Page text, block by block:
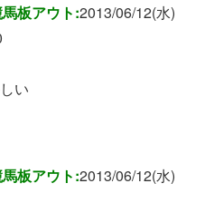
板アウト:2013/06/12(水)
い
板アウト:2013/06/12(水)